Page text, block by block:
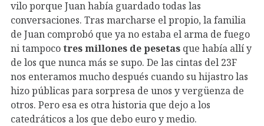
vilo porque Juan había guardado todas las
conversaciones. Tras marcharse el propio, la familia
de Juan comprobó que ya no estaba el arma de fuego
ni tampocotres millones de pesetas que había allí y
de los que nunca más se supo. De las cintas del 23F
nos enteramos mucho después cuando su hijastro las
hizo públicas para sorpresa de unos y vergüenza de
otros. Pero esa es otra historia que dejo a los
catedráticos a los que debo euro y medio.